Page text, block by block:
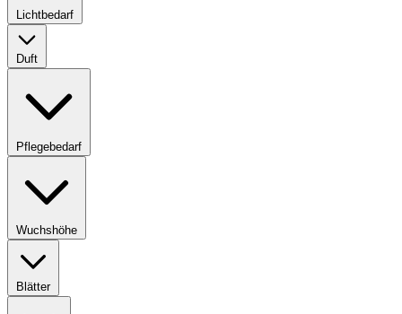
Lichtbedarf
Duft
Pflegebedarf
Wuchshöhe
Blätter